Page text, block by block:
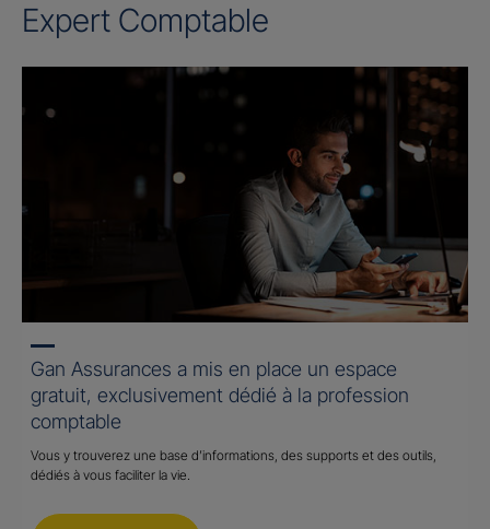
Expert Comptable
Gan Assurances a mis en place un espace
gratuit, exclusivement dédié à la profession
comptable
Vous y trouverez une base d’informations, des supports et des outils,
dédiés à vous faciliter la vie.